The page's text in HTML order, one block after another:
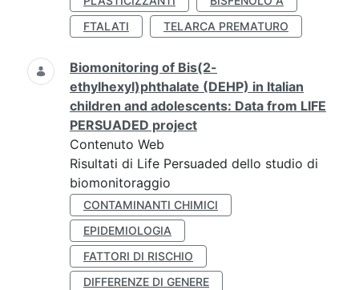
FTALATI
TELARCA PREMATURO
Biomonitoring of Bis(2-
ethylhexyl)phthalate (DEHP) in Italian
children and adolescents: Data from LIFE
PERSUADED project
Contenuto Web
Risultati di Life Persuaded dello studio di
biomonitoraggio
CONTAMINANTI CHIMICI
EPIDEMIOLOGIA
FATTORI DI RISCHIO
DIFFERENZE DI GENERE